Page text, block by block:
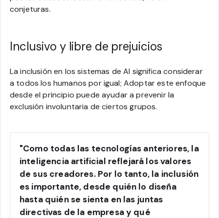
conjeturas.
Inclusivo y libre de prejuicios
La inclusión en los sistemas de AI significa considerar
a todos los humanos por igual; Adoptar este enfoque
desde el principio puede ayudar a prevenir la
exclusión involuntaria de ciertos grupos.
"Como todas las tecnologías anteriores, la
inteligencia artificial reflejará los valores
de sus creadores. Por lo tanto, la inclusión
es importante, desde quién lo diseña
hasta quién se sienta en las juntas
directivas de la empresa y qué